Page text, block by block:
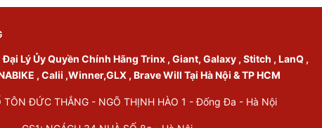
Đại Lý Ủy Quyền Chính Hãng Trinx , Giant, Galaxy , Stitch , LanQ ,
, Calii ,Winner,GLX , Brave Will Tại Hà Nội & TP HCM
TÔN ĐỨC THẮNG - NGÕ THỊNH HÀO 1 - Đống Đa - Hà Nội